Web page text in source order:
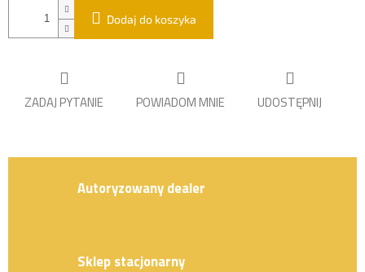
Dodaj do koszyka
ZADAJ PYTANIE POWIADOM MNIE UDOSTĘPNIJ
Autoryzowany dealer
Sklep stacjonarny